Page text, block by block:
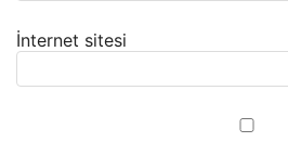
İnternet sitesi